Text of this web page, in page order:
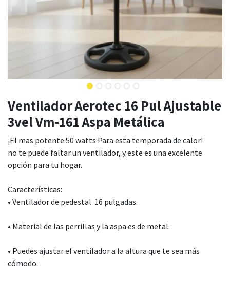
Ventilador Aerotec 16 Pul Ajustable
3vel Vm-161 Aspa Metálica
¡El mas potente 50 watts Para esta temporada de calor!
no te puede faltar un ventilador, y este es una excelente
opción para tu hogar.
Características:
• Ventilador de pedestal 16 pulgadas.
• Material de las perrillas y la aspa es de metal.
• Puedes ajustar el ventilador a la altura que te sea más
cómodo.